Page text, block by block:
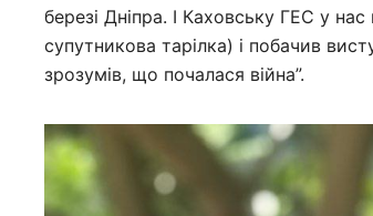
березі Дніпра. І Каховську ГЕС у
супутникова тарілка) і побачив
зрозумів, що почалася війна”.